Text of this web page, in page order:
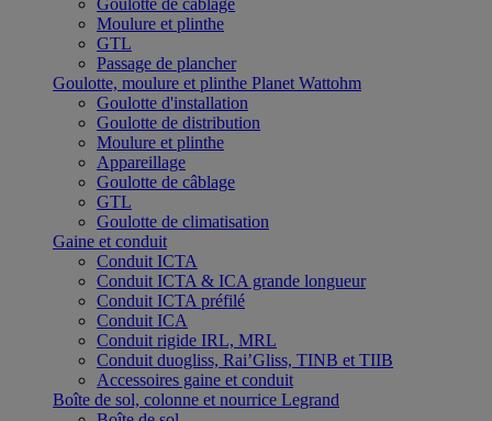
Goulotte de câblage
Moulure et plinthe
GTL
Passage de plancher
Goulotte, moulure et plinthe Planet Wattohm
Goulotte d'installation
Goulotte de distribution
Moulure et plinthe
Appareillage
Goulotte de câblage
GTL
Goulotte de climatisation
Gaine et conduit
Conduit ICTA
Conduit ICTA & ICA grande longueur
Conduit ICTA préfilé
Conduit ICA
Conduit rigide IRL, MRL
Conduit duogliss, Rai’Gliss, TINB et TIIB
Accessoires gaine et conduit
Boîte de sol, colonne et nourrice Legrand